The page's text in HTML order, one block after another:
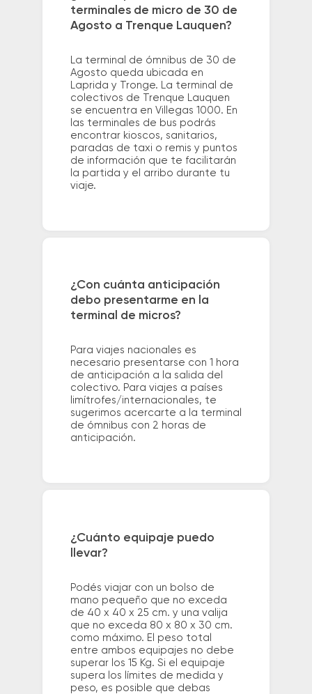
terminales de micro de 30 de
Agosto a Trenque Lauquen?
La terminal de ómnibus de 30 de
Agosto queda ubicada en
Laprida y Tronge. La terminal de
colectivos de Trenque Lauquen
se encuentra en Villegas 1000. En
las terminales de bus podrás
encontrar kioscos, sanitarios,
paradas de taxi o remis y puntos
de información que te facilitarán
la partida y el arribo durante tu
viaje.
¿Con cuánta anticipación
debo presentarme en la
terminal de micros?
Para viajes nacionales es
necesario presentarse con 1 hora
de anticipación a la salida del
colectivo. Para viajes a países
limítrofes/internacionales, te
sugerimos acercarte a la terminal
de ómnibus con 2 horas de
anticipación.
¿Cuánto equipaje puedo
llevar?
Podés viajar con un bolso de
mano pequeño que no exceda
de 40 x 40 x 25 cm. y una valija
que no exceda 80 x 80 x 30 cm.
como máximo. El peso total
entre ambos equipajes no debe
superar los 15 Kg. Si el equipaje
supera los límites de medida y
peso, es posible que debas